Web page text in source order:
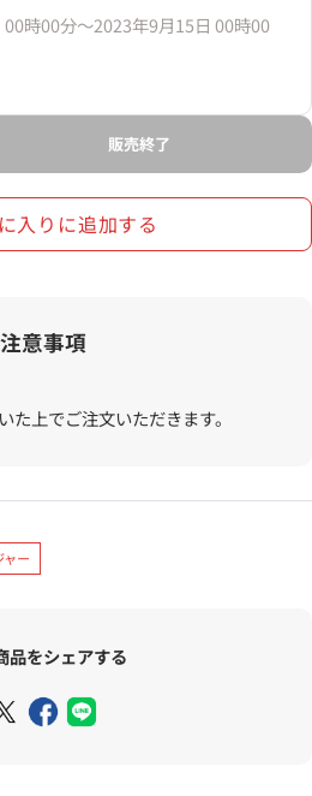
時00分〜2023年9月15日 00時00
販売終了
入りに追加する
注意事項
た上でご注文いただきます。
ー
品をシェアする